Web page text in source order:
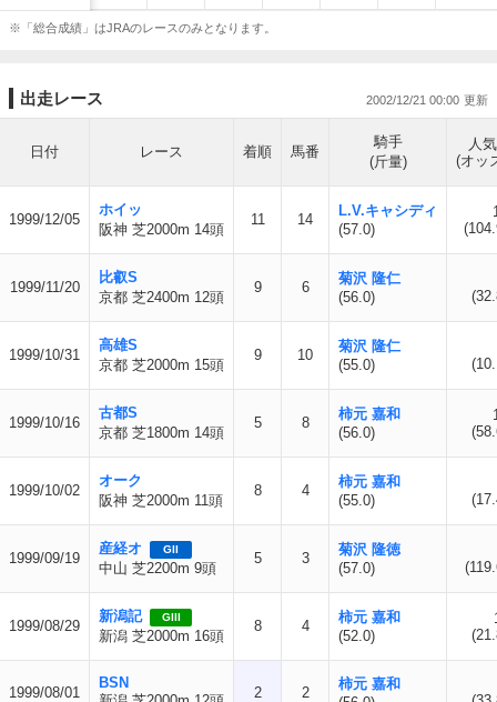
※「総合成績」はJRAのレースのみとなります。
出走レース 2002/12/21 00:00
日付 レース 着順 馬番
騎手
(斤量)
人気
(オッ
1999/12/05
ホイッ
阪神 芝2000m 14頭
11 14
L.V.キャシディ
(57.0)
1999/11/20
比叡S
京都 芝2400m 12頭
9 6
菊沢 隆仁
(56.0)
1999/10/31
高雄S
京都 芝2000m 15頭
9 10
菊沢 隆仁
(55.0)
1999/10/16
古都S
京都 芝1800m 14頭
5 8
柿元 嘉和
(56.0)
1999/10/02
オーク
阪神 芝2000m 11頭
8 4
柿元 嘉和
(55.0)
1999/09/19
産経オ GII
中山 芝2200m 9頭
5 3
菊沢 隆徳
(57.0)
1999/08/29
新潟記 GIII
新潟 芝2000m 16頭
8 4
柿元 嘉和
(52.0)
1999/08/01
BSN
2 2
柿元 嘉和